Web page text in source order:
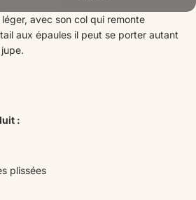
avec son col qui remonte
aux épaules il peut se porter autant
:
plissées